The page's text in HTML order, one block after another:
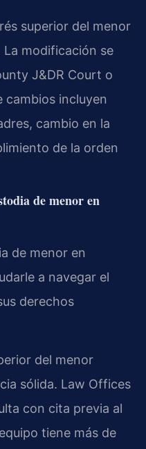
superior del menor
La modificación se
J&DR Court o
cambios incluyen
cambio en la
de la orden
de menor en
de menor en
a navegar el
derechos
del menor
sólida. Law Offices
con cita previa al
tiene más de